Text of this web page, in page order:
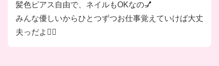
髪色ピアス自由で、ネイルもOKなの💅
みんな優しいからひとつずつお仕事覚えていけば大丈
夫っだよ🙆‍♀️